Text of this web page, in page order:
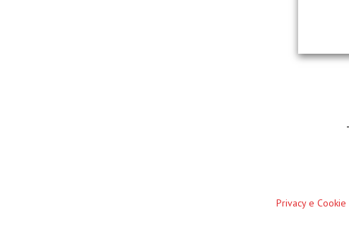
Privacy e Cookie